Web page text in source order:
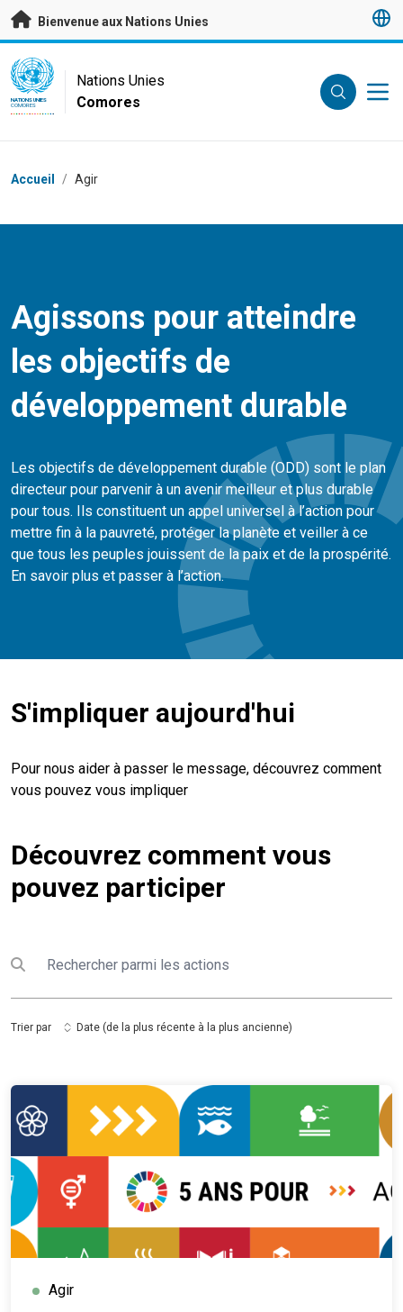
Passer au contenu principal
Bienvenue aux Nations Unies
UN Logo
NATIONS UNIES
COMORES
Nations Unies
Comores
Fil d'Ariane
Accueil / Agir
Agissons pour atteindre
les objectifs de
développement durable
Les objectifs de développement durable (ODD) sont le plan
directeur pour parvenir à un avenir meilleur et plus durable
pour tous. Ils constituent un appel universel à l’action pour
mettre fin à la pauvreté, protéger la planète et veiller à ce
que tous les peuples jouissent de la paix et de la prospérité.
En savoir plus et passer à l’action.
S'impliquer aujourd'hui
Pour nous aider à passer le message, découvrez comment
vous pouvez vous impliquer
Découvrez comment vous
pouvez participer
Submit search
Rechercher
Trier par Date (de la plus récente à la plus ancienne)
Agir